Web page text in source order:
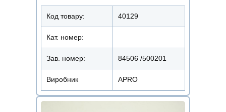
Код товару: 40129
Кат. номер:
Зав. номер: 84506 /500201
Виробник APRO